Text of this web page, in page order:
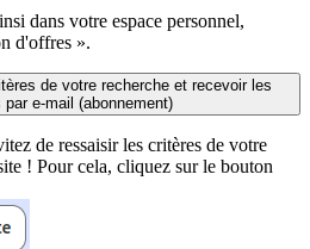
dans votre espace personnel,
d'offres ».
de votre recherche et recevoir les
par e-mail (abonnement)
de ressaisir les critères de votre
! Pour cela, cliquez sur le bouton